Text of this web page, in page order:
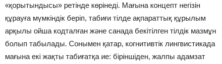
«қорытындысы» ретінде көрінеді. Мағына концепт негізін
құрауға мүмкіндік беріп, табиғи тілде ақпараттық құрылым
арқылы ойша кодталған және санада бекітілген тілдік мазмұн
болып табылады. Сонымен қатар, когнитивтік лингвистикада
мағына екі жақты табиғатқа ие: біріншіден, жалпы адамзат